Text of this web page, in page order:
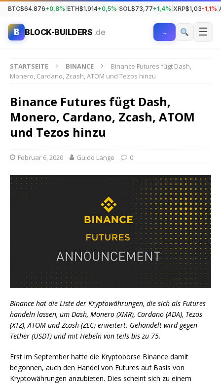
BTC$64.876+0,8% ETH$1.914+0,5% SOL$73,77+1,4% XRP$1,03-1,1%
B BLOCK-BUILDERS .de → ☰
STARTSEITE BINANCE
Binance Futures fügt Dash,
Monero, Cardano, Zcash, ATOM und Tezos hinzu
Binance Futures fügt Dash,
Monero, Cardano, Zcash, ATOM
und Tezos hinzu
Februar 6, 2020 Guido Lange 0
Binance hat die Liste der Kryptowährungen, die sich als Futures
handeln lassen, um Dash, Monero (XMR), Cardano (ADA), Tezos
(XTZ), ATOM und Zcash (ZEC) erweitert. Gehandelt wird gegen
Tether (USDT) und mit Hebeln von teils bis zu 75.
Erst im September hatte die Kryptobörse Binance damit
begonnen, auch den Handel von Futures auf Basis von
Kryptowährungen anzubieten. Dies scheint sich zu einem